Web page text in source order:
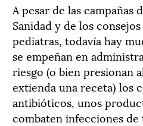
A pesar de las campañas
Sanidad y de los
pediatras, todavía hay
se empeñan en
riesgo (o bien presionan
extienda una receta) los
antibióticos, unos
combaten infecciones